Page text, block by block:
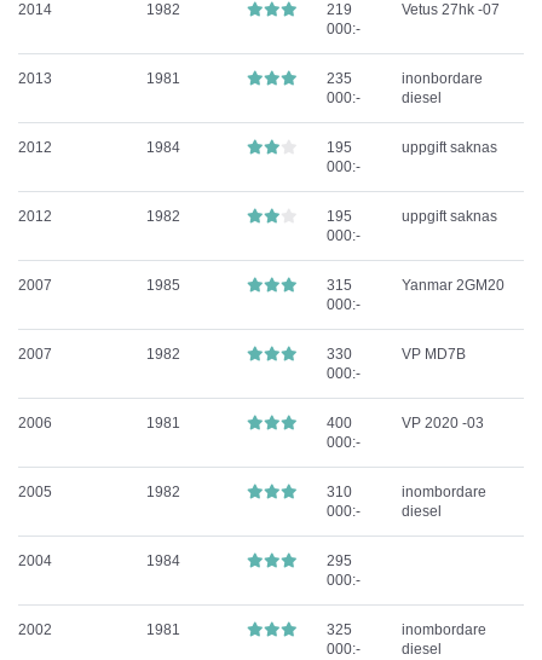
2014 1982
219
000:-
Vetus 27hk -07
2013 1981
235
000:-
inonbordare
diesel
2012 1984
195
000:-
uppgift saknas
2012 1982
195
000:-
uppgift saknas
2007 1985
315
000:-
Yanmar 2GM20
2007 1982
330
000:-
VP MD7B
2006 1981
400
000:-
VP 2020 -03
2005 1982
310
000:-
inombordare
diesel
2004 1984
295
000:-
2002 1981
325
000:-
inombordare
diesel